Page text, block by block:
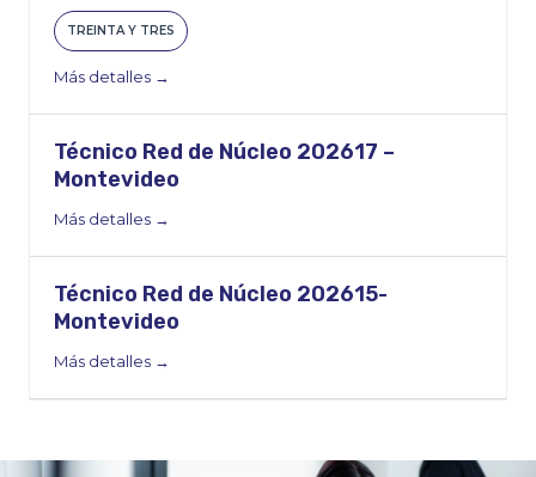
TREINTA Y TRES
Más detalles
Técnico Red de Núcleo 202617 –
Montevideo
Más detalles
Técnico Red de Núcleo 202615-
Montevideo
Más detalles